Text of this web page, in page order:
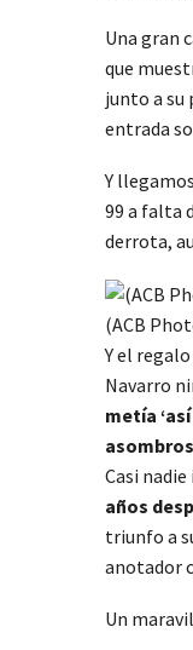
Una gran
que
junto a su
entrada
Y
99 a falta
derrota,
(ACB
Y el
Navarro
metía
Casi
años
triunfo a
anotador
Un